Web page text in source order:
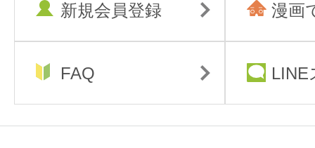
新規会員登録 漫画
FAQ LINE